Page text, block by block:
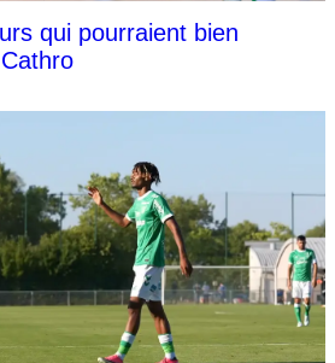
qui pourraient bien